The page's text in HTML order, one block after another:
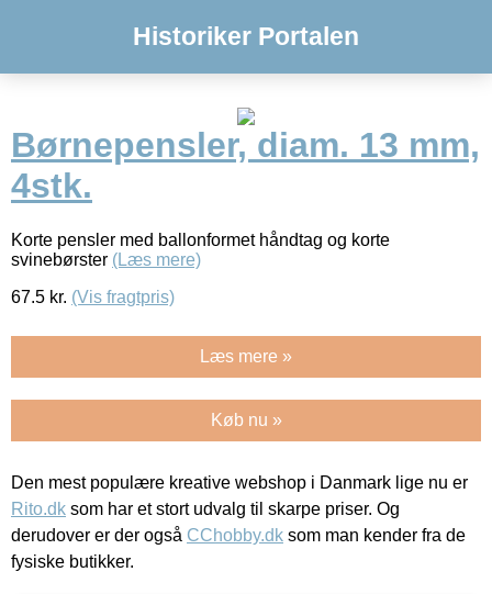
Historiker Portalen
Børnepensler, diam. 13 mm,
4stk.
Korte pensler med ballonformet håndtag og korte
svinebørster (Læs mere)
67.5 kr. (Vis fragtpris)
Læs mere »
Køb nu »
Den mest populære kreative webshop i Danmark lige nu er
Rito.dk som har et stort udvalg til skarpe priser. Og
derudover er der også CChobby.dk som man kender fra de
fysiske butikker.